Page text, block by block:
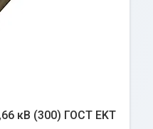
кВ (300) ГОСТ EKT